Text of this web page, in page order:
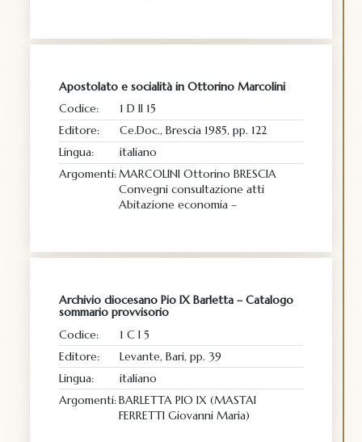
Apostolato e socialità in Ottorino Marcolini
Codice:
1 D II 15
Editore:
Ce.Doc., Brescia 1985, pp. 122
Lingua:
italiano
Argomenti:MARCOLINI Ottorino BRESCIA
Convegni consultazione atti
Abitazione economia –
Archivio diocesano Pio IX Barletta – Catalogo
sommario provvisorio
Codice:
1 C I 5
Editore:
Levante, Bari, pp. 39
Lingua:
italiano
Argomenti:BARLETTA PIO IX (MASTAI
FERRETTI Giovanni Maria)